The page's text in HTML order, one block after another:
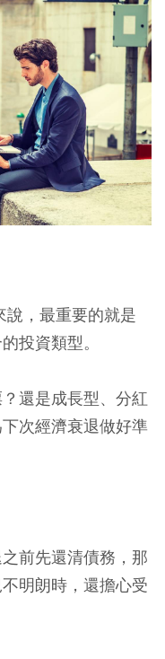
說，最重要的就是
投資類型。
還是成長型、分紅
次經濟衰退做好準
前先還清債務，那
明朗時，還擔心受